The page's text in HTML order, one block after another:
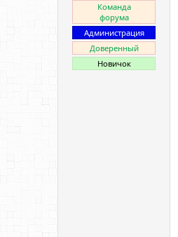
Команда
форума
Администрация
Доверенный
Новичок